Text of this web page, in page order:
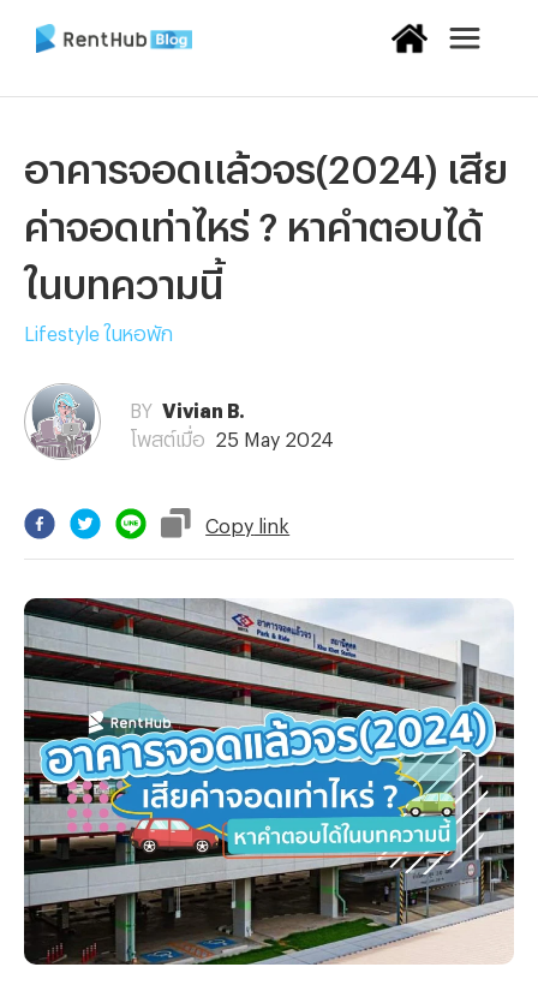
อาคารจอดแล้วจร(2024) เสีย
ค่าจอดเท่าไหร่ ? หาคำตอบได้
ในบทความนี้
Lifestyle ในหอพัก
BY
Vivian B.
โพสต์เมื่อ
25 May 2024
Copy link